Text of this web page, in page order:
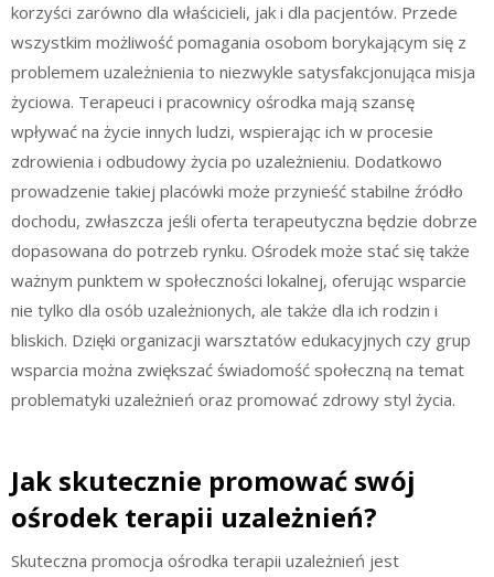
korzyści zarówno dla właścicieli, jak i dla pacjentów. Przede
wszystkim możliwość pomagania osobom borykającym się z
problemem uzależnienia to niezwykle satysfakcjonująca misja
życiowa. Terapeuci i pracownicy ośrodka mają szansę
wpływać na życie innych ludzi, wspierając ich w procesie
zdrowienia i odbudowy życia po uzależnieniu. Dodatkowo
prowadzenie takiej placówki może przynieść stabilne źródło
dochodu, zwłaszcza jeśli oferta terapeutyczna będzie dobrze
dopasowana do potrzeb rynku. Ośrodek może stać się także
ważnym punktem w społeczności lokalnej, oferując wsparcie
nie tylko dla osób uzależnionych, ale także dla ich rodzin i
bliskich. Dzięki organizacji warsztatów edukacyjnych czy grup
wsparcia można zwiększać świadomość społeczną na temat
problematyki uzależnień oraz promować zdrowy styl życia.
Jak skutecznie promować swój
ośrodek terapii uzależnień?
Skuteczna promocja ośrodka terapii uzależnień jest